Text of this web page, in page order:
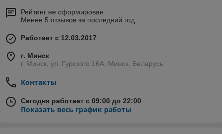
Рейтинг не сформирован
Менее 5 отзывов за последний год
Работает с 12.03.2017
г. Минск
г. Минск, ул. Гурского 16А, Минск, Беларусь
Контакты
Сегодня работает с 09:00 до 22:00
Показать весь график работы